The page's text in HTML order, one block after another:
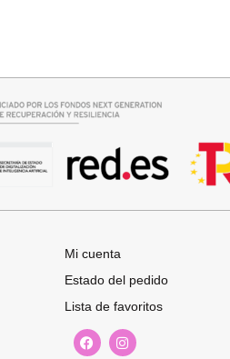
Mi cuenta
Estado del pedido
Lista de favoritos